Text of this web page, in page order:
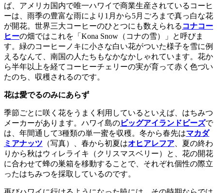
ば、アメリカ国内で唯一ハワイで商業生産されているコーヒ
ーは、雨季の豊富な雨により1月から5月ごろまで真っ白な花
が開花。世界三大コーヒーのひとつにも数えられる コナコー
ヒーの畑ではこれを「Kona Snow（コナの雪）」と呼びま
す。緑のコーヒーノキに小さな白い花がついた様子を雪に例
えるなんて、南国の人たちもなかなかしゃれています。花か
ら半年以上を経てコーヒーチェリーの実が育って赤く色づい
たのち、収穫されるのです。
花は愛でるのみにあらず
季節ごとに咲く花をうまく利用しているといえば、はちみつ
メーカーがあります。ハワイ島のビッグアイランドビーズで
は、年間通して3種類の単一蜜を収穫。冬から春先はマカダ
ミアナッツ （写真）、春から初夏はオヒアレフア 、夏の終わ
りから秋はウィレライキ（クリスマスベリー）と、花の開花
に合わせて蜂の巣箱を移動することで、それぞれ個性の際立
ったはちみつを採取しているのです。